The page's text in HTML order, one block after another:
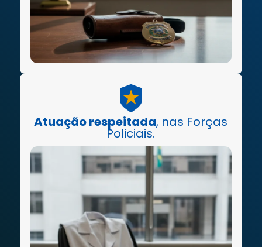
Atuação respeitada, nas Forças
Policiais.